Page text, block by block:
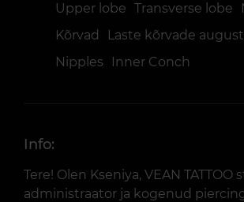
Upper lobe Transverse lobe
Kõrvad
Laste kõrvade
Nipples
Inner Conch
Info:
Tere! Olen Kseniya, VEAN TATTOO
administraator ja kogenud